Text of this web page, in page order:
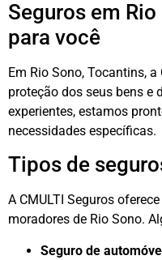
Seguros em
para você
Em Rio Sono, Tocantins,
proteção dos seus bens
experientes, estamos
necessidades específicas.
Tipos de
A CMULTI Seguros
moradores de Rio Sono.
Seguro de